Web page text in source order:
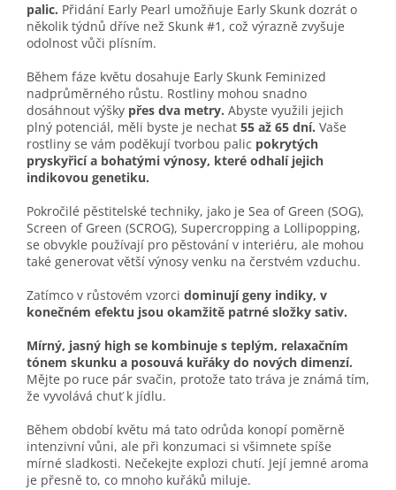
palic. Přidání Early Pearl umožňuje Early Skunk dozrát o
několik týdnů dříve než Skunk #1, což výrazně zvyšuje
odolnost vůči plísním.
Během fáze květu dosahuje Early Skunk Feminized
nadprůměrného růstu. Rostliny mohou snadno
dosáhnout výšky přes dva metry. Abyste využili jejich
plný potenciál, měli byste je nechat 55 až 65 dní. Vaše
rostliny se vám poděkují tvorbou palic pokrytých
pryskyřicí a bohatými výnosy, které odhalí jejich
indikovou genetiku.
Pokročilé pěstitelské techniky, jako je Sea of ​​Green (SOG),
Screen of Green (SCROG), Supercropping a Lollipopping,
se obvykle používají pro pěstování v interiéru, ale mohou
také generovat větší výnosy venku na čerstvém vzduchu.
Zatímco v růstovém vzorci dominují geny indiky, v
konečném efektu jsou okamžitě patrné složky sativ.
Mírný, jasný high se kombinuje s teplým, relaxačním
tónem skunku a posouvá kuřáky do nových dimenzí.
Mějte po ruce pár svačin, protože tato tráva je známá tím,
že vyvolává chuť k jídlu.
Během období květu má tato odrůda konopí poměrně
intenzivní vůni, ale při konzumaci si všimnete spíše
mírné sladkosti. Nečekejte explozi chutí. Její jemné aroma
je přesně to, co mnoho kuřáků miluje.